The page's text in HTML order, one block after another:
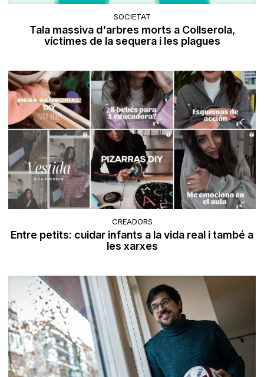
SOCIETAT
Tala massiva d'arbres morts a Collserola,
víctimes de la sequera i les plagues
CREADORS
Entre petits: cuidar infants a la vida real i també a
les xarxes